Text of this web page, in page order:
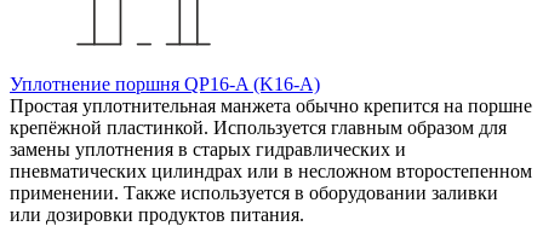
Уплотнение поршня QP16-A (K16-A)
Простая уплотнительная манжета обычно крепится на поршне
крепёжной пластинкой. Используется главным образом для
замены уплотнения в старых гидравлических и
пневматических цилиндрах или в несложном второстепенном
применении. Также используется в оборудовании заливки
или дозировки продуктов питания.